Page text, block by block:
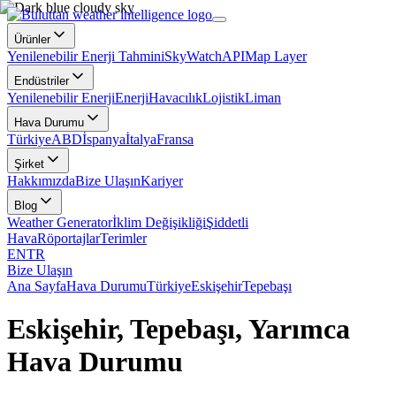
Ürünler
Yenilenebilir Enerji TahminiSkyWatchAPIMap Layer
Endüstriler
Yenilenebilir EnerjiEnerjiHavacılıkLojistikLiman
Hava Durumu
TürkiyeABDİspanyaİtalyaFransa
Şirket
HakkımızdaBize UlaşınKariyer
Blog
Weather Generatorİklim DeğişikliğiŞiddetli
HavaRöportajlarTerimler
ENTR
Bize Ulaşın
Ana SayfaHava DurumuTürkiyeEskişehirTepebaşı
Eskişehir, Tepebaşı, Yarımca
Hava Durumu